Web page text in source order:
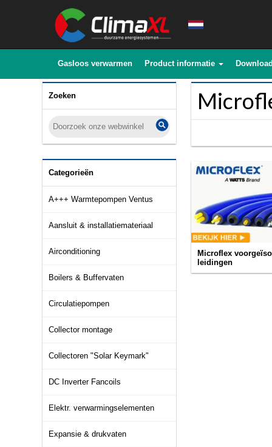
Gasloos verwarmen Product informatie
Zoeken
Categorieën
A+++ Warmtepompen Ventus
Aansluit & installatiemateriaal
Airconditioning
Boilers & Buffervaten
Circulatiepompen
Collector montage
Collectoren "Solar Keymark"
DC Inverter Fancoils
Elektr. verwarmingselementen
Expansie & drukvaten
Microflex
leidingen